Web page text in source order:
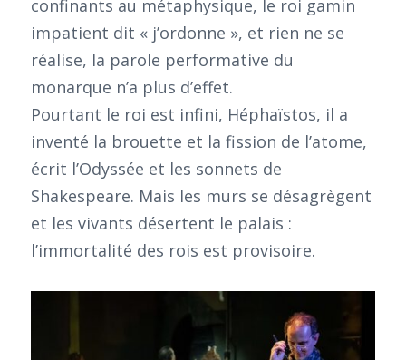
confinants au métaphysique, le roi gamin
impatient dit « j’ordonne », et rien ne se
réalise, la parole performative du
monarque n’a plus d’effet.
Pourtant le roi est infini, Héphaïstos, il a
inventé la brouette et la fission de l’atome,
écrit l’Odyssée et les sonnets de
Shakespeare. Mais les murs se désagrègent
et les vivants désertent le palais :
l’immortalité des rois est provisoire.